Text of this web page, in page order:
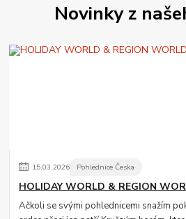
Novinky z
15.03.2026 Pohlednice Česka
HOLIDAY WORLD & REGION
Ačkoli se svými pohlednicemi snažím